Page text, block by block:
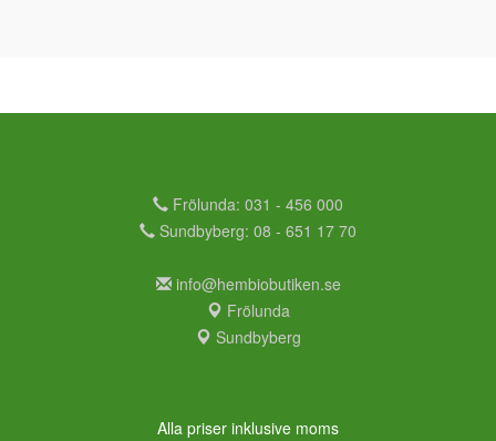
Frölunda: 031 - 456 000
Sundbyberg: 08 - 651 17 70
info@hembiobutiken.se
Frölunda
Sundbyberg
Alla priser inklusive moms